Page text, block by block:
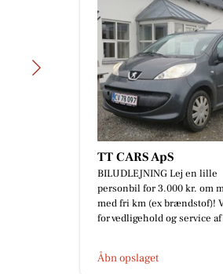
TT CARS ApS
BILUDLEJNING Lej en lille
personbil for 3.000 kr. om
med fri km (ex brændstof)!
for vedligehold og service
Åbn opslaget